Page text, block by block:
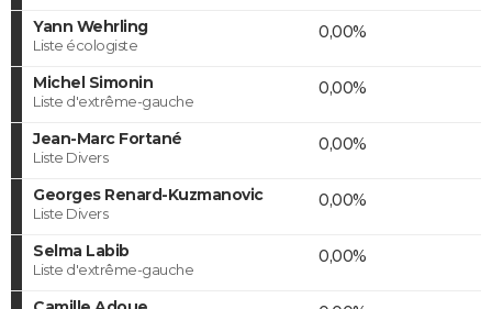
Yann Wehrling
Liste écologiste
0,00%
Michel Simonin
Liste d'extrême-gauche
0,00%
Jean-Marc Fortané
Liste Divers
0,00%
Georges Renard-Kuzmanovic
Liste Divers
0,00%
Selma Labib
Liste d'extrême-gauche
0,00%